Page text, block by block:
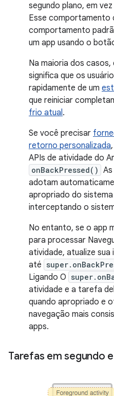
segundo plano, em
Esse comportamento
comportamento
um app usando o
Na maioria dos
significa que os
rapidamente de um
que reiniciar
frio atual.
Se você precisar
retorno personalizada
APIs de atividade do
onBackPressed()
adotam
apropriado do
interceptando o
No entanto, se o app
para processar
atividade, atualize
até
Ligando O
atividade e a tarefa
quando apropriado e
navegação mais
apps.
Tarefas em segundo